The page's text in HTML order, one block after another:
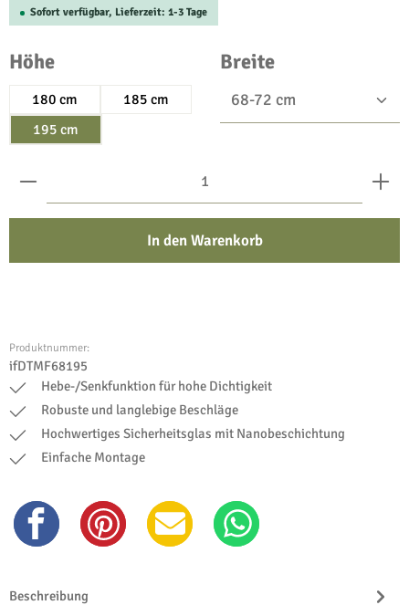
Sofort verfügbar, Lieferzeit: 1-3 Tage
Höheauswählen
180 cm
185 cm
195 cm
Breiteauswählen
Produkt Anzahl: Gib den gewünschten Wert ein oder
In den Warenkorb
Produktnummer:
ifDTMF68195
Hebe-/Senkfunktion für hohe Dichtigkeit
Robuste und langlebige Beschläge
Hochwertiges Sicherheitsglas mit Nanobeschichtung
Einfache Montage
Beschreibung